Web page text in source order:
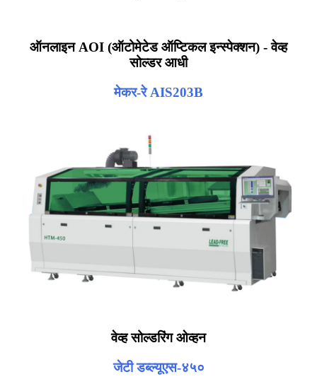
ऑनलाइन AOI (ऑटोमेटेड ऑप्टिकल इन्स्पेक्शन) - वेव्ह
सोल्डर आधी
मेकर-रे AIS203B
वेव्ह सोल्डरिंग ओव्हन
जेटी डब्ल्यूएस-४५०